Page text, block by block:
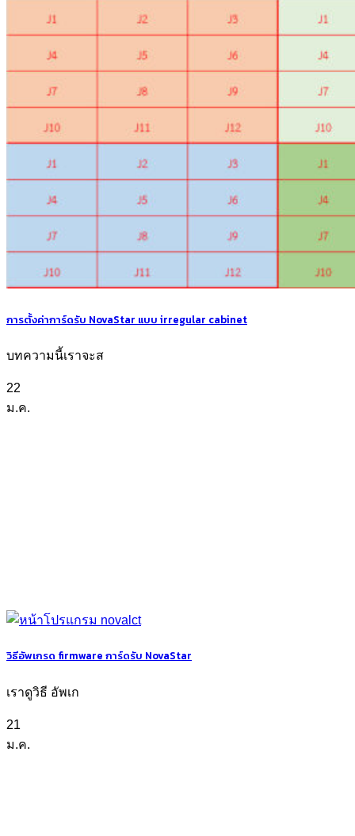
การตั้งค่าการ์ดรับ NovaStar แบบ irregular cabinet
บทความนี้เราจะส
22
ม.ค.
วิธีอัพเกรด firmware การ์ดรับ NovaStar
เราดูวิธี อัพเก
21
ม.ค.